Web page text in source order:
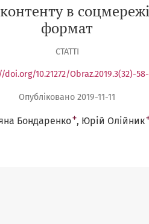
в
формат
СТАТТІ
doi.org/10.21272/Obraz.2019.3(32)-
Опубліковано 2019-11-11
Бондаренко+ Юрій Олійник